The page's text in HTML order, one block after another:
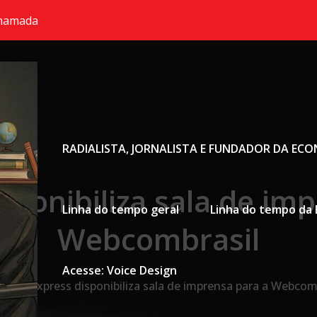
RADIALISTA, JORNALISTA E FUNDADOR DA
Linha do tempo geral Linha do tempo da
Acesse: Voice Design
sala de
Webcombrasil
Maxpress disponibiliza sala de imprensa para a